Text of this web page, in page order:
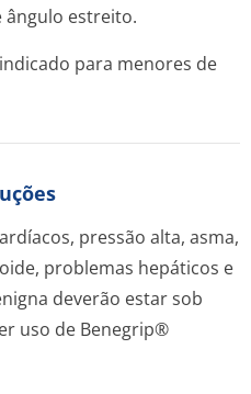
ângulo estreito.
para menores de
pressão alta, asma,
problemas hepáticos e
deverão estar sob
uso de Benegrip®